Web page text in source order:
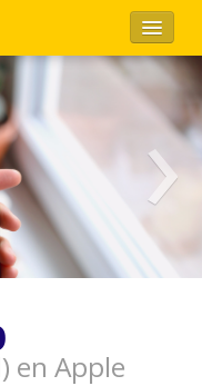
›
en Apple